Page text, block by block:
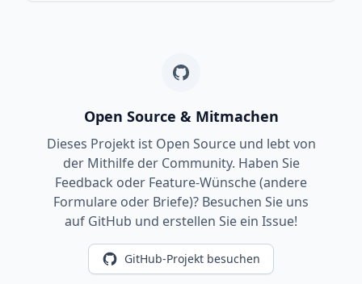
Open Source & Mitmachen
Dieses Projekt ist Open Source und lebt von
der Mithilfe der Community. Haben Sie
Feedback oder Feature-Wünsche (andere
Formulare oder Briefe)? Besuchen Sie uns
auf GitHub und erstellen Sie ein Issue!
GitHub-Projekt besuchen